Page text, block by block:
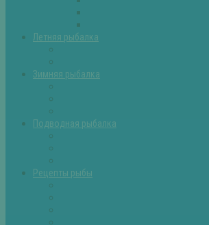
Летняя рыбалка
Зимняя рыбалка
Подводная рыбалка
Рецепты рыбы